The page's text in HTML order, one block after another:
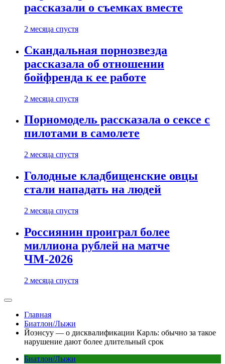
рассказали о съемках вместе
2 месяца спустя
Скандальная порнозвезда
рассказала об отношении
бойфренда к ее работе
2 месяца спустя
Порномодель рассказала о сексе с
пилотами в самолете
2 месяца спустя
Голодные кладбищенские овцы
стали нападать на людей
2 месяца спустя
Россиянин проиграл более
миллиона рублей на матче
ЧМ-2026
2 месяца спустя
Главная
Биатлон/Лыжи
Йоэнсуу — о дисквалификации Карль: обычно за такое
нарушение дают более длительный срок
Биатлон/Лыжи